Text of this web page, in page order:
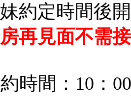
約定時間後
再見面不需
時間：10：